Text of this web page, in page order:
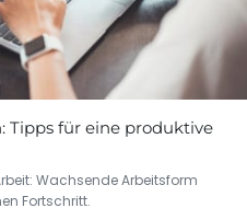
Tipps für eine produktive
Wachsende Arbeitsform
Fortschritt.